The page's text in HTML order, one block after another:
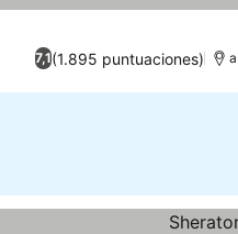
7,1(1.895 puntuaciones)